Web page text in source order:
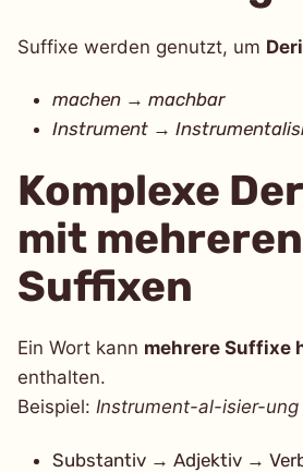
Suffixe werden genutzt, um
machen → machbar
Instrument →
Komplexe
mit mehreren
Suffixen
Ein Wort kann mehrere Suffixe
enthalten.
Beispiel: Instrument-al-isier-ung
Substantiv → Adjektiv →